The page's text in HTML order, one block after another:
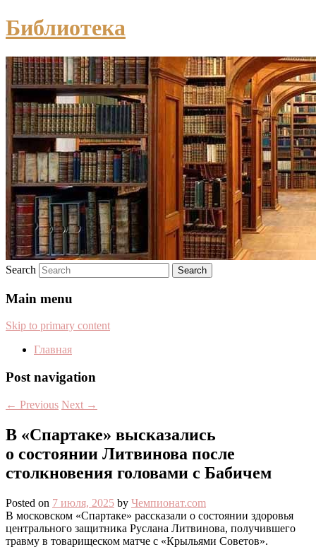
Библиотека
Search
Main menu
Skip to primary content
Главная
Post navigation
← Previous Next →
В «Спартаке» высказались
о состоянии Литвинова после
столкновения головами с Бабичем
Posted on 7 июля, 2025 by Чемпионат.com
В московском «Спартаке» рассказали о состоянии здоровья
центрального защитника Руслана Литвинова, получившего
травму в товарищеском матче с «Крыльями Советов».